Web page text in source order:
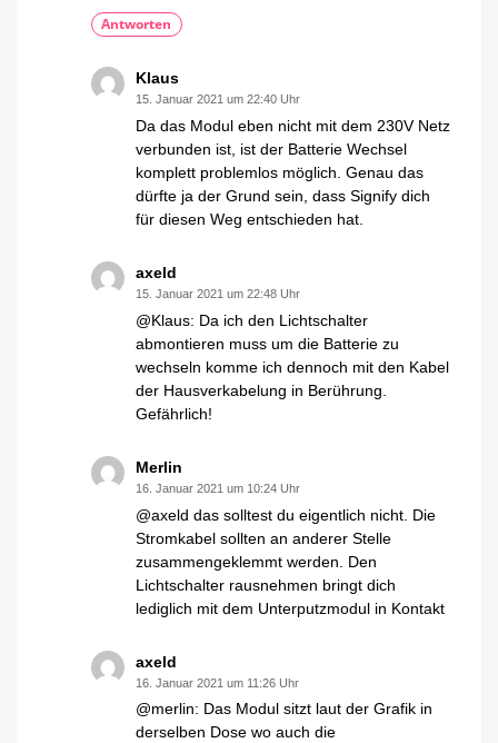
Antworten
Klaus
15. Januar 2021 um 22:40 Uhr
Da das Modul eben nicht mit dem 230V Netz
verbunden ist, ist der Batterie Wechsel
komplett problemlos möglich. Genau das
dürfte ja der Grund sein, dass Signify dich
für diesen Weg entschieden hat.
axeld
15. Januar 2021 um 22:48 Uhr
@Klaus: Da ich den Lichtschalter
abmontieren muss um die Batterie zu
wechseln komme ich dennoch mit den Kabel
der Hausverkabelung in Berührung.
Gefährlich!
Merlin
16. Januar 2021 um 10:24 Uhr
@axeld das solltest du eigentlich nicht. Die
Stromkabel sollten an anderer Stelle
zusammengeklemmt werden. Den
Lichtschalter rausnehmen bringt dich
lediglich mit dem Unterputzmodul in Kontakt
axeld
16. Januar 2021 um 11:26 Uhr
@merlin: Das Modul sitzt laut der Grafik in
derselben Dose wo auch die